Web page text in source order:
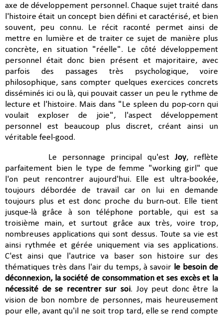
axe de développement personnel. Chaque sujet traité dans
l'histoire était un concept bien défini et caractérisé, et bien
souvent, peu connu. Le récit raconté permet ainsi de
mettre en lumière et de traiter ce sujet de manière plus
concrète, en situation "réelle". Le côté développement
personnel était donc bien présent et majoritaire, avec
parfois des passages très psychologique, voire
philosophique, sans compter quelques exercices concrets
disséminés ici ou là, qui pouvait casser un peu le rythme de
lecture et l'histoire. Mais dans "Le spleen du pop-corn qui
voulait exploser de joie", l'aspect développement
personnel est beaucoup plus discret, créant ainsi un
véritable feel-good.
Le personnage principal qu'estJoy, reflète
parfaitement bien le type de femme "working girl" que
l'on peut rencontrer aujourd'hui. Elle est ultra-bookée,
toujours débordée de travail car on lui en demande
toujours plus et est donc proche du burn-out. Elle tient
jusque-là grâce à son téléphone portable, qui est sa
troisième main, et surtout grâce aux très, voire trop,
nombreuses applications qui sont dessus. Toute sa vie est
ainsi rythmée et gérée uniquement via ses applications.
C'est ainsi que l'autrice va baser son histoire sur des
thématiques très dans l'air du temps, à savoir le besoin de
déconnexion, la société de consommation et ses excès et la
nécessité de se recentrer sur soi. Joy peut donc être la
vision de bon nombre de personnes, mais heureusement
pour elle, avant qu'il ne soit trop tard, elle se rend compte